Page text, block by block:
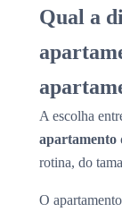
Qual a
A escolha
apartamento
rotina, do
O